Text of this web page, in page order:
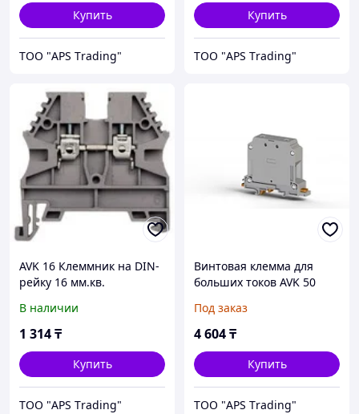
Купить
ТОО "APS Тrading"
Купить
ТОО "APS Тrading"
AVK 16 Клеммник на DIN-
рейку 16 мм.кв.
В наличии
1 314₸
Купить
ТОО "APS Тrading"
Винтовая клемма для
больших токов AVK 50
Под заказ
4 604₸
Купить
ТОО "APS Тrading"